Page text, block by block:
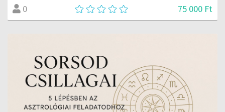
0 75 000 Ft